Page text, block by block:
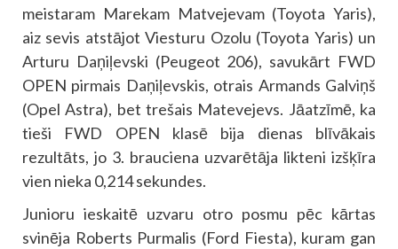
meistaram Marekam Matvejevam (Toyota Yaris),
aiz sevis atstājot Viesturu Ozolu (Toyota Yaris) un
Arturu Daņiļevski (Peugeot 206), savukārt FWD
OPEN pirmais Daņiļevskis, otrais Armands Galviņš
(Opel Astra), bet trešais Matevejevs. Jāatzīmē, ka
tieši FWD OPEN klasē bija dienas blīvākais
rezultāts, jo 3. brauciena uzvarētāja likteni izšķīra
vien nieka 0,214 sekundes.
Junioru ieskaitē uzvaru otro posmu pēc kārtas
svinēja Roberts Purmalis (Ford Fiesta), kuram gan